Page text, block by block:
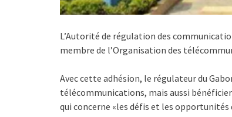
L’Autorité de régulation des
membre de l’Organisation des
Avec cette adhésion, le régulateur du
télécommunications, mais aussi
qui concerne «les défis et les